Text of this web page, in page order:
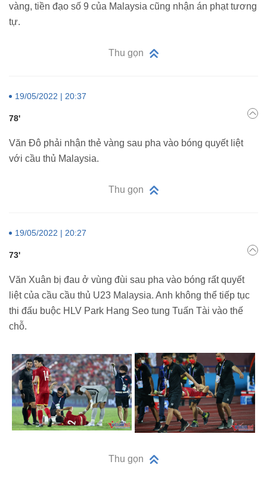
vàng, tiền đạo số 9 của Malaysia cũng nhận án phạt tương
tự.
Thu gọn
19/05/2022 | 20:37
78'
Văn Đô phải nhận thẻ vàng sau pha vào bóng quyết liệt
với cầu thủ Malaysia.
Thu gọn
19/05/2022 | 20:27
73'
Văn Xuân bị đau ở vùng đùi sau pha vào bóng rất quyết
liệt của cầu cầu thủ U23 Malaysia. Anh không thể tiếp tục
thi đấu buộc HLV Park Hang Seo tung Tuấn Tài vào thế
chỗ.
Thu gọn